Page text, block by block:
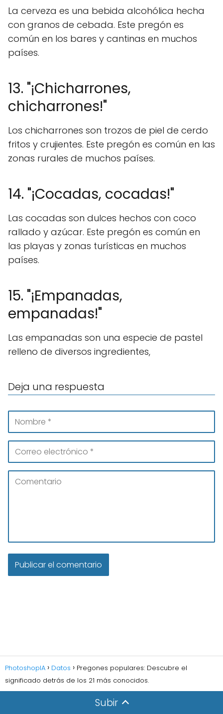
La cerveza es una bebida alcohólica hecha
con granos de cebada. Este pregón es
común en los bares y cantinas en muchos
países.
13. "¡Chicharrones,
chicharrones!"
Los chicharrones son trozos de piel de cerdo
fritos y crujientes. Este pregón es común en las
zonas rurales de muchos países.
14. "¡Cocadas, cocadas!"
Las cocadas son dulces hechos con coco
rallado y azúcar. Este pregón es común en
las playas y zonas turísticas en muchos
países.
15. "¡Empanadas,
empanadas!"
Las empanadas son una especie de pastel
relleno de diversos ingredientes,
Deja una respuesta
PhotoshopIA Datos
Pregones populares: Descubre el
significado detrás de los 21 más conocidos.
Subir